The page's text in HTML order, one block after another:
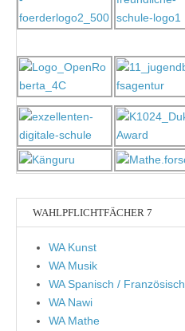
WAHLPFLICHTFÄCHER 7
WA Kunst
WA Musik
WA Spanisch / Französisch
WA Nawi
WA Mathe